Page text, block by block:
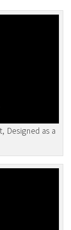
Designed as a